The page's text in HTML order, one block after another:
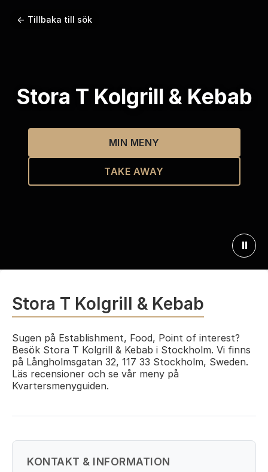
← Tillbaka till sök
Stora T Kolgrill & Kebab
MIN MENY
TAKE AWAY
⏸
Stora T Kolgrill & Kebab
Sugen på Establishment, Food, Point of interest?
Besök Stora T Kolgrill & Kebab i Stockholm. Vi finns
på Långholmsgatan 32, 117 33 Stockholm, Sweden.
Läs recensioner och se vår meny på
Kvartersmenyguiden.
KONTAKT & INFORMATION